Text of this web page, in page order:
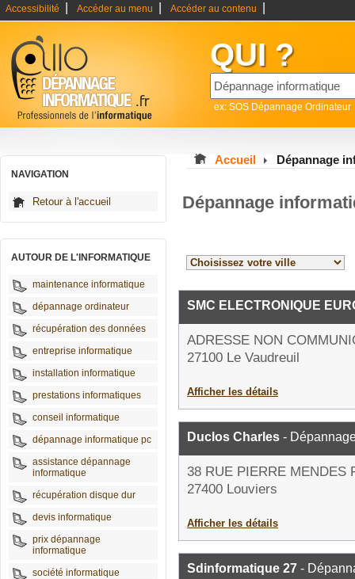
Accessibilité Accéder au menu Accéder au contenu
QUI ?
ex: SOS Dépannage Ordinateur
NAVIGATION
Retour à l'accueil
AUTOUR DE L'INFORMATIQUE
maintenance informatique
dépannage ordinateur
récupération des données
entreprise informatique
installation informatique
prestations informatiques
conseil informatique
dépannage informatique pc
assistance dépannage
informatique
récupération disque dur
devis informatique
prix dépannage
informatique
société informatique
Accueil Dépannage
Dépannage
SMC ELECTRONIQUE
ADRESSE NON
27100 Le Vaudreuil
Afficher les détails
Duclos Charles -
38 RUE PIERRE MENDES
27400 Louviers
Afficher les détails
Sdinformatique 27 -